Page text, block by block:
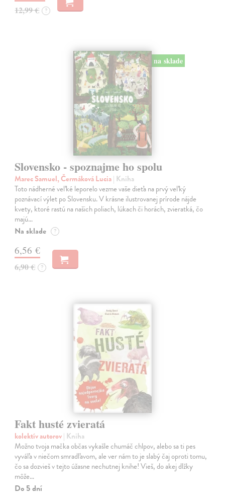
12,99 € ?
na sklade
Slovensko - spoznajme ho spolu
Marec Samuel, Čermáková Lucia| Kniha
Toto nádherné veľké leporelo vezme vaše dieťa na prvý veľký
poznávací výlet po Slovensku. V krásne ilustrovanej prírode nájde
kvety, ktoré rastú na našich poliach, lúkach či horách, zvieratká, čo
majú…
Na sklade ?
6,56 €
6,90 € ?
Fakt husté zvieratá
kolektív autorov| Kniha
Možno tvoja mačka občas vykašle chumáč chlpov, alebo sa ti pes
vyváľa v niečom smradľavom, ale ver nám to je slabý čaj oproti tomu,
čo sa dozvieš v tejto úžasne nechutnej knihe! Vieš, do akej dlžky
môže…
Do 5 dní